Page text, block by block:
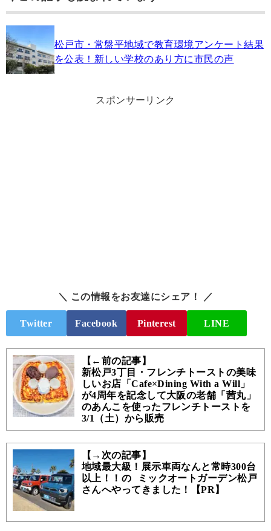
松戸市・常盤平地域で教育環境アンケート結果
を公表！新しい学校のあり方に市民の声
スポンサーリンク
＼ この情報をお友達にシェア！ ／
Twitter Facebook Pinterest LINE
【←前の記事】
新松戸3丁目・フレンチトーストの美味
しいお店「Cafe×Dining With a Will」
が4周年を記念して大阪の老舗「茜丸」
のあんこを使ったフレンチトーストを
3/1（土）から販売
【→次の記事】
地域最大級！展示車両なんと常時300台
以上！！の ミックオートガーデン松戸
さんへやってきました！【PR】